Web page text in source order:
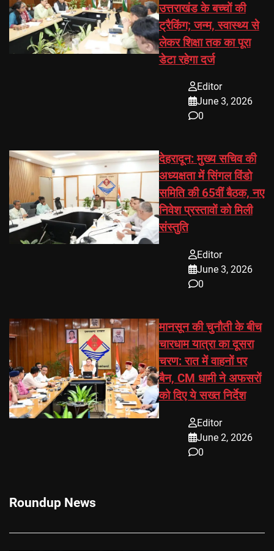
उत्तराखंड के बच्चों की
ट्रैकिंग; जन्म, स्वास्थ्य से
लेकर शिक्षा तक का पूरा
डेटा रहेगा दर्ज
Editor
June 3, 2026
0
देहरादून: मुख्य सचिव की
अध्यक्षता में सिंगल विंडो
समिति की 65वीं बैठक, नए
निवेश प्रस्तावों को मिली
संस्तुति
Editor
June 3, 2026
0
मानसून की चुनौती के बीच
चारधाम यात्रा का दूसरा
चरण: रात में वाहनों पर
बैन, CM धामी ने अफसरों
को दिए ये सख्त निर्देश
Editor
June 2, 2026
0
Roundup News